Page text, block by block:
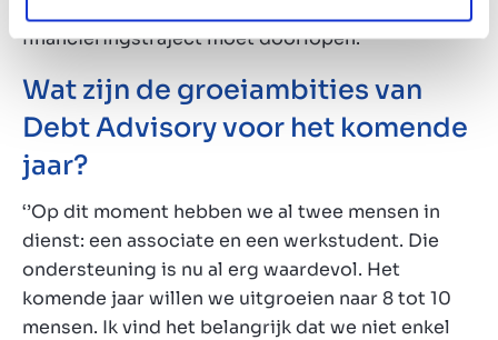
financieringstraject moet doorlopen.’’
Wat zijn de groeiambities van
Debt Advisory voor het komende
jaar?
‘’Op dit moment hebben we al twee mensen in
dienst: een associate en een werkstudent. Die
ondersteuning is nu al erg waardevol. Het
komende jaar willen we uitgroeien naar 8 tot 10
mensen. Ik vind het belangrijk dat we niet enkel